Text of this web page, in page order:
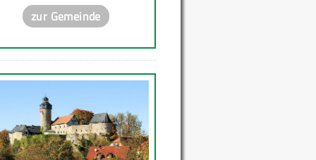
zur Gemeinde